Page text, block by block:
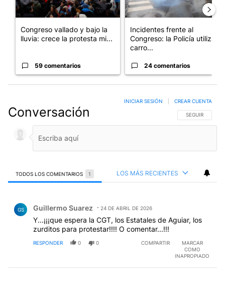
Congreso vallado y bajo la
lluvia: crece la protesta mi...
59 comentarios
Incidentes frente al
Congreso: la Policía utiliza
carro...
24 comentarios
Conversación SIGA ESTA
SEGUIR
INICIAR SESIÓN CREAR CUENTA
TODOS LOS COMENTARIOS 1 LOS MÁS RECIENTES
GS Guillermo Suarez 24 DE ABRIL DE 2026
Y...¡¡¡que espera la CGT, los Estatales de Aguiar, los
zurditos para protestar!!!! O comentar...!!!
RESPONDER 0 0 COMPARTIR
MARCAR
COMO
INAPROPIADO